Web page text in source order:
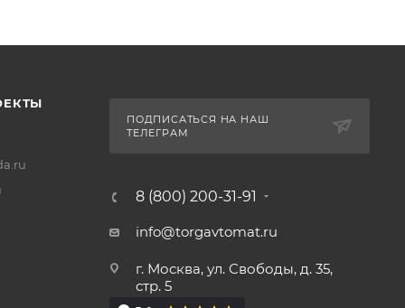
ПОДПИСАТЬСЯ НА НАШ
ТЕЛЕГРАМ
8 (800) 200-31-91
info@torgavtomat.ru
г. Москва, ул. Свободы, д. 35,
стр. 5